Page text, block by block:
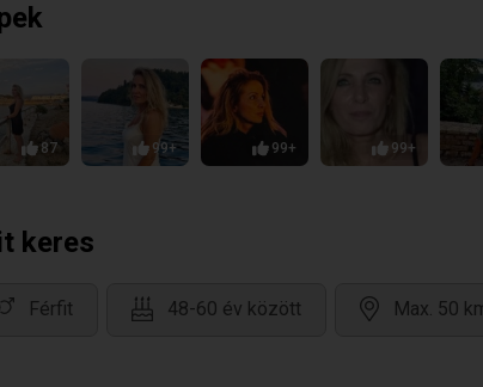
87 99+ 99+ 99+
keres
Férfit 48-60 év között Max. 50